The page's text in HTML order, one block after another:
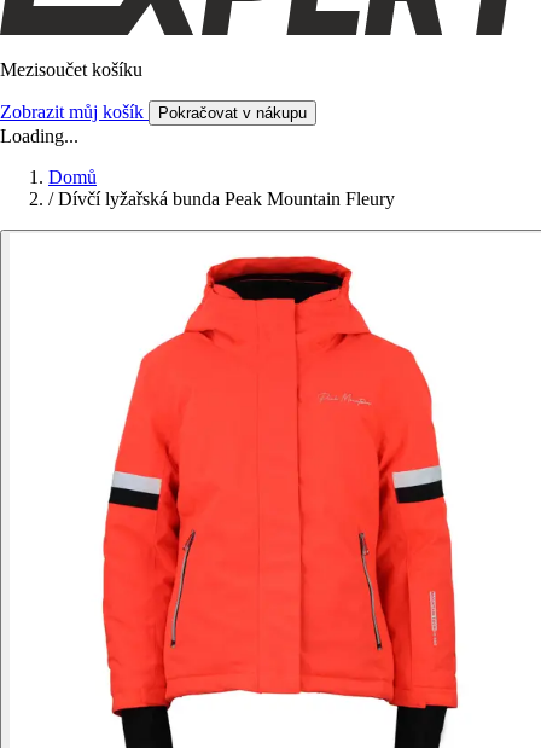
Mezisoučet košíku
Zobrazit můj košík Pokračovat v nákupu
Loading...
Domů
/ Dívčí lyžařská bunda Peak Mountain Fleury